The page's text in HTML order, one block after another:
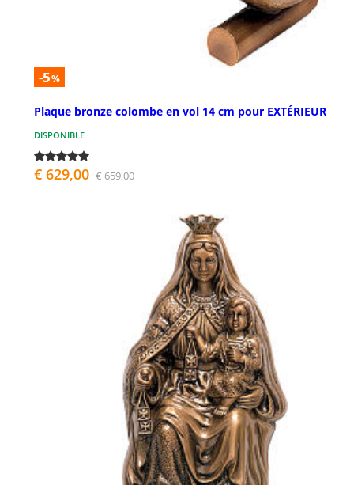
-5%
Plaque bronze colombe en vol 14 cm pour EXTÉRIEUR
DISPONIBLE
€ 629,00 € 659,00